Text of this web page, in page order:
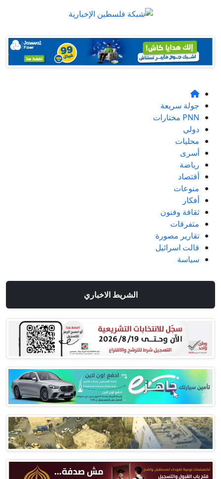
جولة سريعة
PNN مختارات
دولي
محليات
أسرى
رياضة
أقتصاد
منوعات
أفكار
ثقافة وفنون
متفرقات
تقارير مصورة
قالت اسرائيل
سياسة
الشريط الاخباري